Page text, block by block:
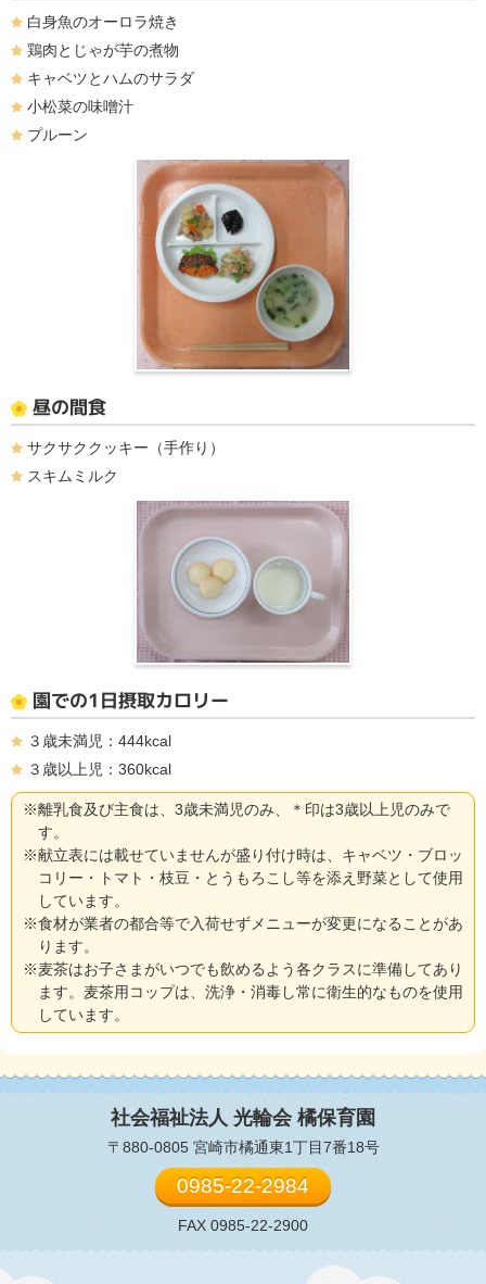
白身魚のオーロラ焼き
鶏肉とじゃが芋の煮物
キャベツとハムのサラダ
小松菜の味噌汁
プルーン
昼の間食
サクサククッキー（手作り）
スキムミルク
園での1日摂取カロリー
３歳未満児：444kcal
３歳以上児：360kcal
※離乳食及び主食は、3歳未満児のみ、＊印は3歳以上児のみで
す。
※献立表には載せていませんが盛り付け時は、キャベツ・ブロッ
コリー・トマト・枝豆・とうもろこし等を添え野菜として使用
しています。
※食材が業者の都合等で入荷せずメニューが変更になることがあ
ります。
※麦茶はお子さまがいつでも飲めるよう各クラスに準備してあり
ます。麦茶用コップは、洗浄・消毒し常に衛生的なものを使用
しています。
社会福祉法人 光輪会 橘保育園
〒880-0805 宮崎市橘通東1丁目7番18号
0985-22-2984
FAX 0985-22-2900